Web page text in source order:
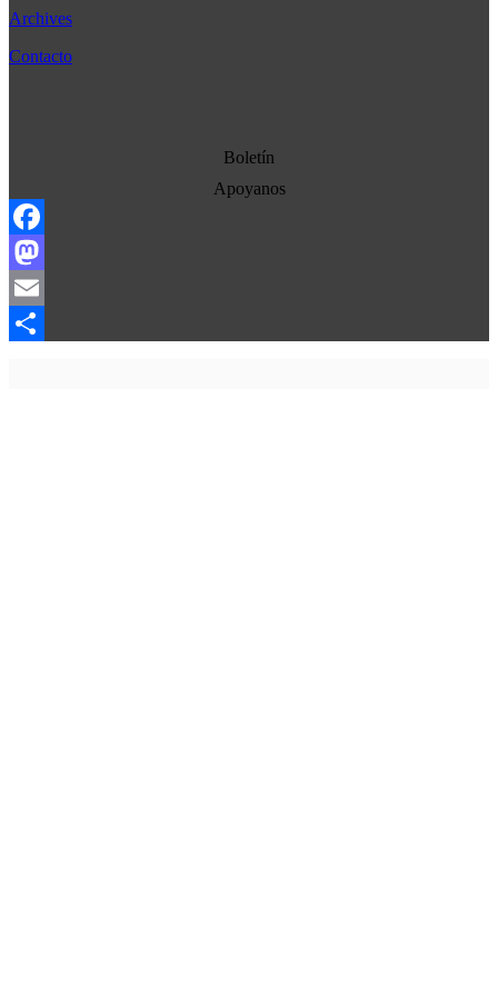
Bélgica
Oriente Medio
Norte-Sur
Sociedad
Ojo con los medios
Archives
Contacto
Boletín
Apoyanos
Facebook
Mastodon
Email